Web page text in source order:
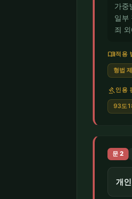
가중
일부
죄
menu_book적용
형법
gavel인용
93도
문 2
개